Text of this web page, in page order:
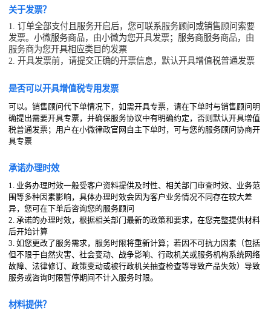
关于发票？
1. 订单全部支付且服务开启后，您可联系服务顾问或销售顾问索要
发票。小微服务商品，由小微为您开具发票；服务商服务商品，由
服务商为您开具相应类目的发票
2. 开具发票前，请提交正确的开票信息，默认开具增值税普通发票
是否可以开具增值税专用发票
可以。销售顾问代下单情况下，如需开具专票，请在下单时与销售顾问明
确提出需要开具专票，并确保服务协议中有明确约定，否则默认开具增值
税普通发票；用户在小微律政官网自主下单时，可与您的服务顾问协商开
具专票
承诺办理时效
1. 业务办理时效一般受客户资料提供及时性、相关部门审查时效、业务范
围等多种因素影响，具体办理时效会因为客户业务情况不同存在较大差
异，您可在下单后咨询您的服务顾问
2. 承诺的办理时效，根据相关部门最新的政策和要求，在您完整提供材料
后开始计算
3. 如您更改了服务需求，服务时限将重新计算；若因不可抗力因素（包括
但不限于自然灾害、社会变动、战争影响、行政机关或服务机构系统网络
故障、法律修订、政策变动或被行政机关抽查检查等导致产品失效）导致
服务或咨询时限暂停期间不计入服务时限。
材料提供？